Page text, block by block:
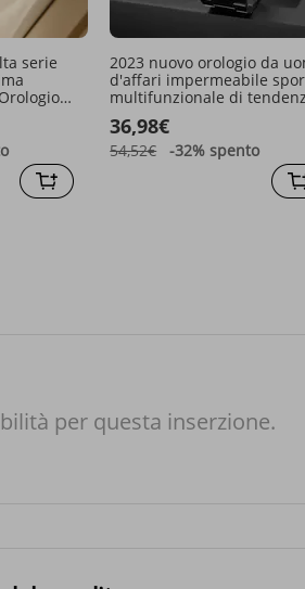
serie
2023 nuovo orologio da
d'affari impermeabile
multifunzionale di
vendita calda
36,98€
54,52€ -32% spento
per questa inserzione.